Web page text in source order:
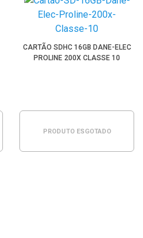
CARTÃO SDHC 16GB DANE-ELEC
PROLINE 200X CLASSE 10
PRODUTO ESGOTADO